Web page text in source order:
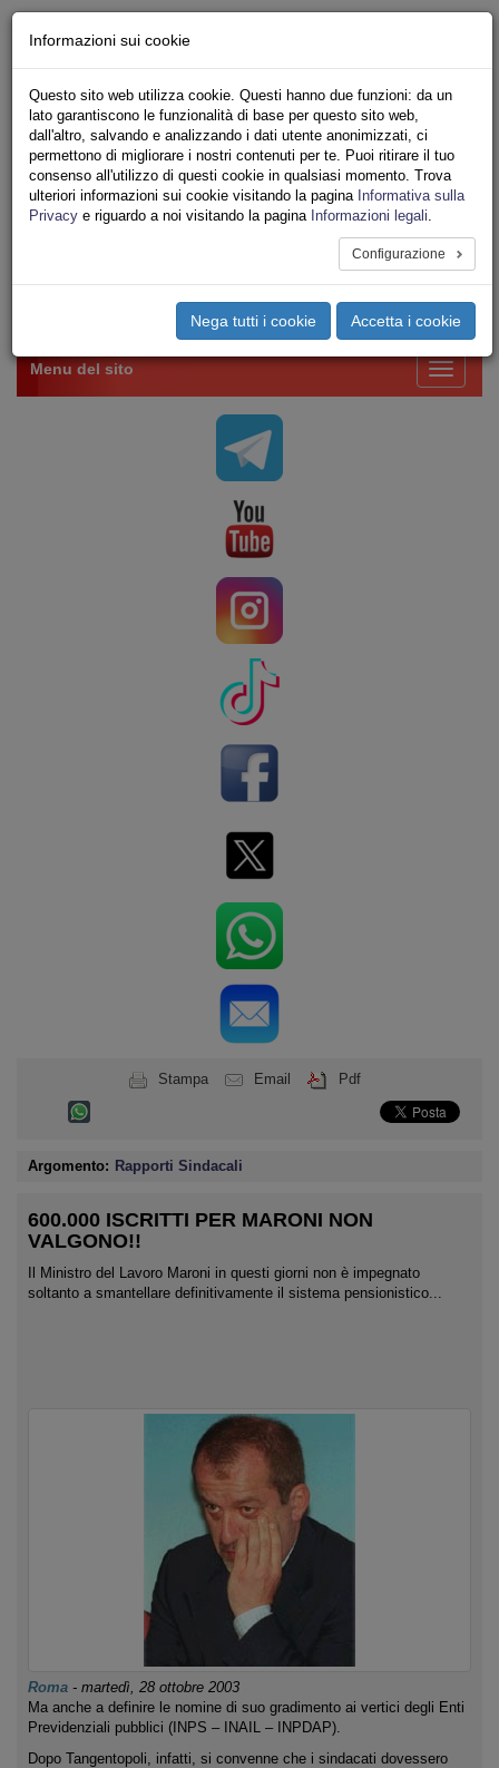
Iscriviti Online
Ricerca
Area Stampa
Privacy
VV.F.
UNIONE SINDACALE DI BASE SETTORE VIGILI
Toggle
Menu del sito
Stampa Email Pdf
Argomento: Rapporti Sindacali
600.000 ISCRITTI PER MARONI NON
VALGONO!!
Il Ministro del Lavoro Maroni in questi giorni non è impegnato
soltanto a smantellare definitivamente il sistema pensionistico...
Roma - martedì, 28 ottobre 2003
Ma anche a definire le nomine di suo gradimento ai vertici degli Enti
Previdenziali pubblici (INPS – INAIL – INPDAP).
Dopo Tangentopoli, infatti, si convenne che i sindacati dovessero
Informazioni sui cookie
Questo sito web utilizza cookie. Questi hanno due funzioni: da un
lato garantiscono le funzionalità di base per questo sito web,
dall'altro, salvando e analizzando i dati utente anonimizzati, ci
permettono di migliorare i nostri contenuti per te. Puoi ritirare il tuo
consenso all'utilizzo di questi cookie in qualsiasi momento. Trova
ulteriori informazioni sui cookie visitando la pagina Informativa sulla
Privacy e riguardo a noi visitando la pagina Informazioni legali.
Configurazione
Nega tutti i cookie Accetta i cookie